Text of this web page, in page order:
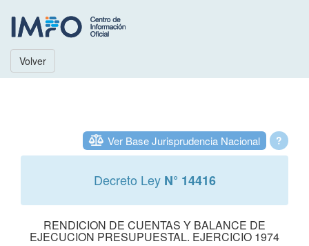
Volver
?
Ver Base Jurisprudencia Nacional
Decreto Ley N° 14416
RENDICION DE CUENTAS Y BALANCE DE
EJECUCION PRESUPUESTAL. EJERCICIO 1974